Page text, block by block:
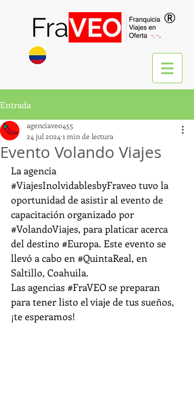
®
Entrada
Evento Volando Viajes
agenciaveo455
24 jul 2024 1 min de lectura
La agencia
#ViajesInolvidablesbyFraveo tuvo la
oportunidad de asistir al evento de
capacitación organizado por
#VolandoViajes, para platicar acerca
del destino #Europa. Este evento se
llevó a cabo en #QuintaReal, en
Saltillo, Coahuila.
Las agencias #FraVEO se preparan
para tener listo el viaje de tus sueños,
¡te esperamos!